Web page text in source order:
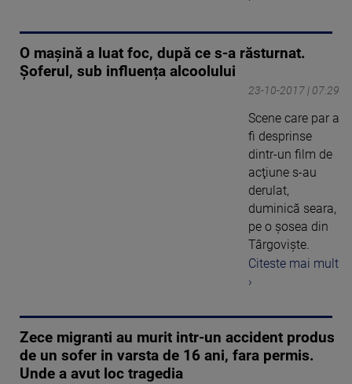
O mașină a luat foc, după ce s-a răsturnat.
Șoferul, sub influența alcoolului
23-10-2017 | 07:29
Scene care par a
fi desprinse
dintr-un film de
acţiune s-au
derulat,
duminică seara,
pe o şosea din
Târgovişte.
Citeste mai mult
›
Zece migranti au murit intr-un accident produs
de un sofer in varsta de 16 ani, fara permis.
Unde a avut loc tragedia